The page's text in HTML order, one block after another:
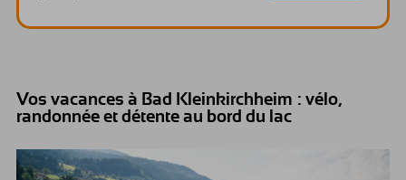
Vos vacances à Bad Kleinkirchheim : vélo,
randonnée et détente au bord du lac